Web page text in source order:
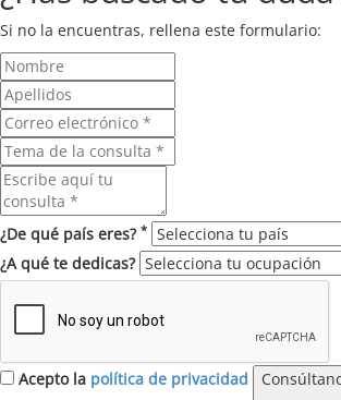
Si no la encuentras, rellena este formulario:
¿De qué país eres? *
¿A qué te dedicas?
Acepto la política de privacidad